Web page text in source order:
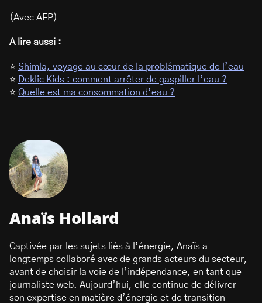
(Avec AFP)
A lire aussi :
⭐ Shimla, voyage au cœur de la problématique de l’eau
⭐
Deklic Kids : comment arrêter de gaspiller l’eau ?
⭐ Quelle est ma consommation d’eau ?
Anaïs Hollard
Captivée par les sujets liés à l’énergie, Anaïs a
longtemps collaboré avec de grands acteurs du secteur,
avant de choisir la voie de l’indépendance, en tant que
journaliste web. Aujourd’hui, elle continue de délivrer
son expertise en matière d’énergie et de transition